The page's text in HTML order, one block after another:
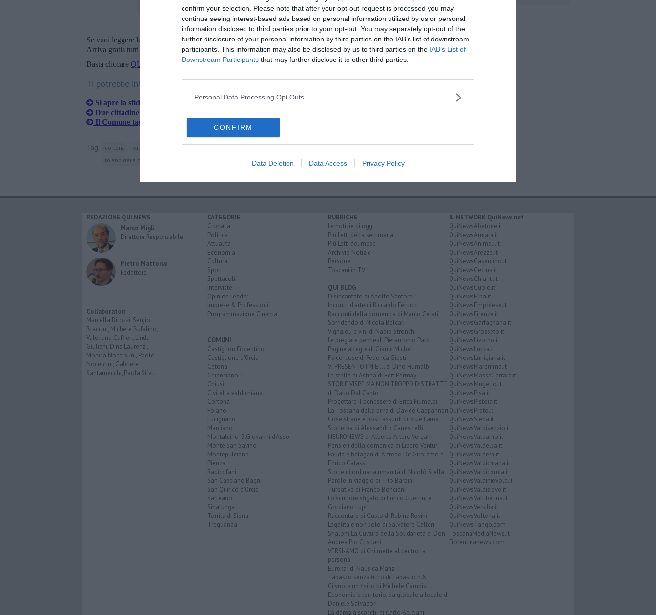
confirm your selection. Please note that after your opt-out request is processed you may
continue seeing interest-based ads based on personal information utilized by us or personal
information disclosed to third parties prior to your opt-out. You may separately opt-out of the
further disclosure of your personal information by third parties on the IAB’s list of downstream
participants. This information may also be disclosed by us to third parties on the IAB’s List of
Downstream Participants that may further disclose it to other third parties.
Personal Data Processing Opt Outs
CONFIRM
Data Deletion Data Access Privacy Policy
Se vuoi leggere le notizie principali della Toscana iscriviti allaNewsletter QUInews - ToscanaMedia.
Arriva gratis tutti i giorni alle 20:00 direttamente nella tua casella di posta.
Basta cliccare QUI
Ti potrebbe interessare anche:
Si apre la sfida su orientamento e strategia
Due cittadine unite nel segno dell'Arma
Il Comune taglia riscaldamento e luci di Natale
Tag cortona val di chiana trasporto pubblico locale autolinee toscane stefano baccelli
castiglion fiorentino
foiano della chiana
monte san savino
REDAZIONE QUI NEWS
Marco Migli
Direttore Responsabile
Pietro Mattonai
Redattore
Collaboratori
Marcella Bitozzi, Sergio
Braccini, Michele Bufalino,
Valentina Caffieri, Linda
Giuliani, Dina Laurenzi,
Monica Nocciolini, Paolo
Nocentini, Gabriele
Santarnecchi, Paola Silvi.
CATEGORIE
Cronaca
Politica
Attualità
Economia
Cultura
Sport
Spettacoli
Interviste
Opinion Leader
Imprese & Professioni
Programmazione Cinema
COMUNI
Castiglion Fiorentino
Castiglione d'Orcia
Cetona
Chianciano T.
Chiusi
Civitella valdichiana
Cortona
Foiano
Lucignano
Marciano
Montalcino-S.Giovanni d'Asso
Monte San Savino
Montepulciano
Pienza
Radicofani
San Casciano Bagni
San Quirico d'Orcia
Sarteano
Sinalunga
Torrita di Siena
Trequanda
RUBRICHE
Le notizie di oggi
Più Letti della settimana
Più Letti del mese
Archivio Notizie
Persone
Toscani in TV
QUI BLOG
Disincantato di Adolfo Santoro
Incontri d'arte di Riccardo Ferrucci
Racconti della domenica di Marco Celati
Sorridendo di Nicola Belcari
Vignaioli e vini di Nadio Stronchi
Le pregiate penne di Pierantonio Pardi
Pagine allegre di Gianni Micheli
Psico-cose di Federica Giusti
VI PRESENTO I MIEI... di Dino Fiumalbi
Le stelle di Astrea di Edit Permay
STORIE VISPE MA NON TROPPO DISTRATTE
di Dario Dal Canto
Progettare il benessere di Erica Fiumalbi
La Toscana della birra di Davide Cappannari
Cose strane e posti assurdi di Blue Lama
Storielba di Alessandro Canestrelli
NEURONEWS di Alberto Arturo Vergani
Pensieri della domenica di Libero Venturi
Fauda e balagan di Alfredo De Girolamo e
Enrico Catassi
Storie di ordinaria umanità di Nicolò Stella
Parole in viaggio di Tito Barbini
Turbative di Franco Bonciani
Lo scrittore sfigato di Enrico Guerrini e
Gordiano Lupi
Raccontare di Gusto di Rubina Rovini
Legalità e non solo di Salvatore Calleri
Shalom La Cultura della Solidarietà di Don
Andrea Pio Cristiani
VERSI-AMO di Chi mette al centro la
persona
Eureka! di Nausica Manzi
Tabasco senza filtro di Tabasco n.6
Ci vuole un fisico di Michele Campisi
Economia e territorio, da globale a locale di
Daniele Salvadori
La dama a scacchi di Carlo Belciani
IL NETWORK QuiNews.net
QuiNewsAbetone.it
QuiNewsAmiata.it
QuiNewsAnimali.it
QuiNewsArezzo.it
QuiNewsCasentino.it
QuiNewsCecina.it
QuiNewsChianti.it
QuiNewsCuoio.it
QuiNewsElba.it
QuiNewsEmpolese.it
QuiNewsFirenze.it
QuiNewsGarfagnana.it
QuiNewsGrosseto.it
QuiNewsLivorno.it
QuiNewsLucca.it
QuiNewsLunigiana.it
QuiNewsMaremma.it
QuiNewsMassaCarrara.it
QuiNewsMugello.it
QuiNewsPisa.it
QuiNewsPistoia.it
QuiNewsPrato.it
QuiNewsSiena.it
QuiNewsValbisenzio.it
QuiNewsValdarno.it
QuiNewsValdelsa.it
QuiNewsValdera.it
QuiNewsValdichiana.it
QuiNewsValdicornia.it
QuiNewsValdinievole.it
QuiNewsValdisieve.it
QuiNewsValtiberina.it
QuiNewsVersilia.it
QuiNewsVolterra.it
QuiNewsTango.com
ToscanaMediaNews.it
Fiorentinanews.com